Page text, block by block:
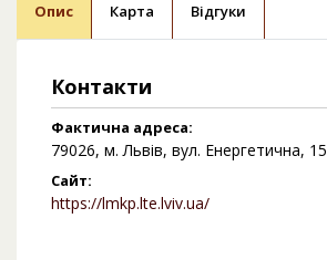
Опис Карта Відгуки
Контакти
Фактична адреса:
79026, м. Львів, вул. Енергетична, 15
Сайт:
https://lmkp.lte.lviv.ua/